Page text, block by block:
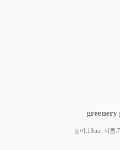
greenery
높이:13cm 지름